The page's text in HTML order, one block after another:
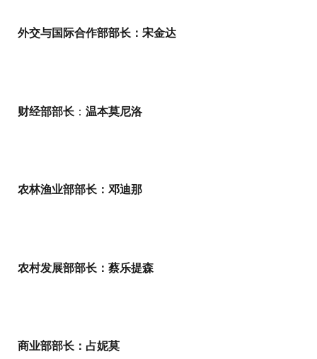
外交与国际合作部部长：宋金达
财经部部长 ： 温本莫尼洛
农林渔业部部长：邓迪那
农村发展部部长：蔡乐提森
商业部部长：占妮莫